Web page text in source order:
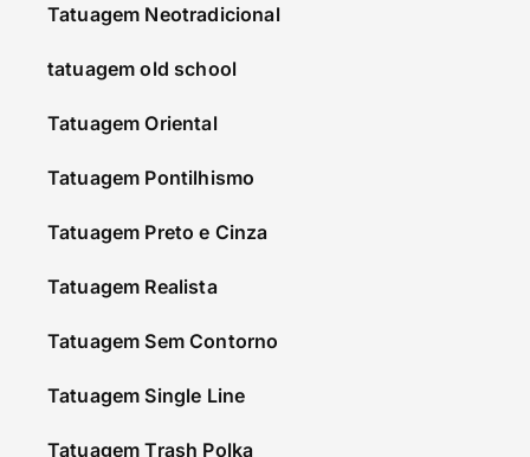
Tatuagem Neotradicional
tatuagem old school
Tatuagem Oriental
Tatuagem Pontilhismo
Tatuagem Preto e Cinza
Tatuagem Realista
Tatuagem Sem Contorno
Tatuagem Single Line
Tatuagem Trash Polka